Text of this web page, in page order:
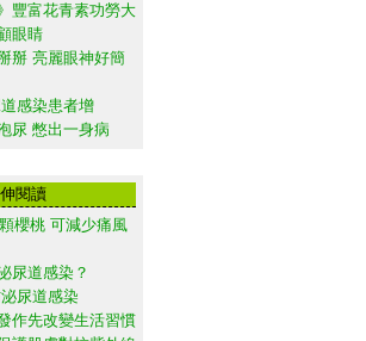
豐富花青素功勞大
眼睛
掰 亮麗眼神好簡
感染患者增
尿 憋出一身病
閱讀
櫻桃 可減少痛風
尿道感染？
尿道感染
作先改變生活習慣